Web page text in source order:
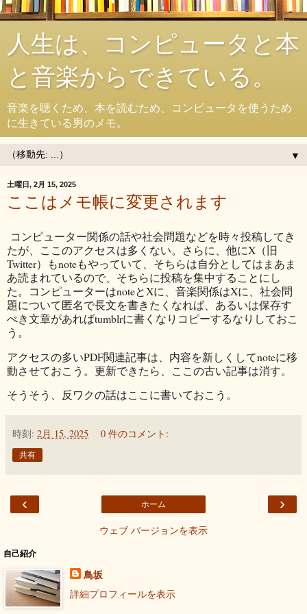
人生は、コンピュータと本
と音楽からできている。
音楽を聴くため、本を読むため、コンピュータを使うため
に生きている男のメモ。
▼
土曜日, 2月 15, 2025
ここはメモ帳に変更されます
コンピューター関係の話や社会問題などを時々投稿してき
たが、ここのアクセスは多くない。さらに、他にX（旧
Twitter）もnoteもやっていて、そちらは自分としてはまあま
あ読まれているので、そちらに投稿を集中することにし
た。コンピューターはnoteとXに、音楽関係はXに、社会問
題について匿名で長文を書きたくなれば、あるいは保存す
べき文章があればtumblrに書くなりコピーするなりしておこ
う。
アクセスの多いPDF関連記事は、内容を新しくしてnoteに移
動させておこう。更新できたら、ここの古い記事は消す。
そうそう、反ワクの話はここに書いておこう。
時刻: 2月 15, 2025 0 件のコメント:
共有
‹ ›
ホーム
ウェブ バージョンを表示
自己紹介
鳥坂
詳細プロフィールを表示